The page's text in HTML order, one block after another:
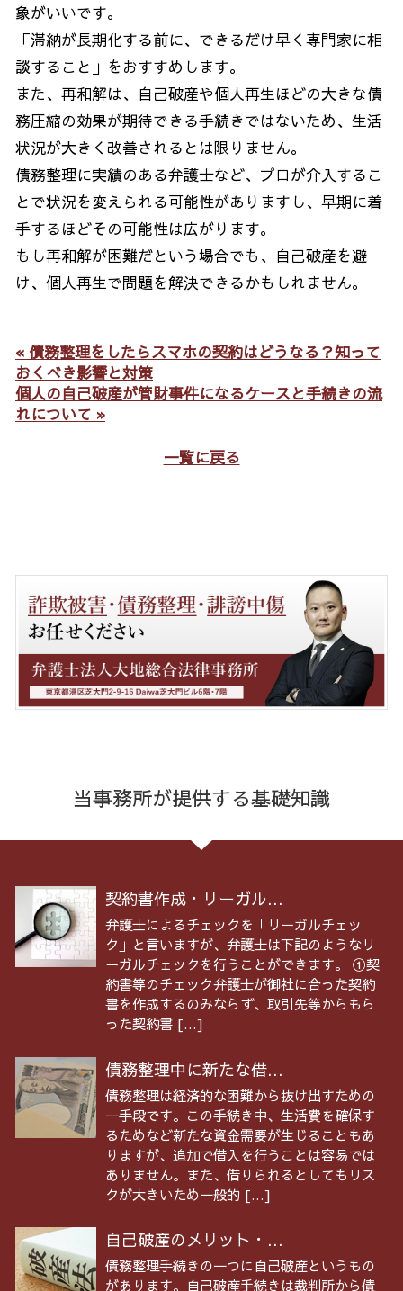
象がいいです。
「滞納が長期化する前に、できるだけ早く専門家に相
談すること」をおすすめします。
また、再和解は、自己破産や個人再生ほどの大きな債
務圧縮の効果が期待できる手続きではないため、生活
状況が大きく改善されるとは限りません。
債務整理に実績のある弁護士など、プロが介入するこ
とで状況を変えられる可能性がありますし、早期に着
手するほどその可能性は広がります。
もし再和解が困難だという場合でも、自己破産を避
け、個人再生で問題を解決できるかもしれません。
« 債務整理をしたらスマホの契約はどうなる？知って
おくべき影響と対策
個人の自己破産が管財事件になるケースと手続きの流
れについて »
一覧に戻る
当事務所が提供する基礎知識
契約書作成・リーガル...
弁護士によるチェックを「リーガルチェッ
ク」と言いますが、弁護士は下記のようなリ
ーガルチェックを行うことができます。 ①契
約書等のチェック弁護士が御社に合った契約
書を作成するのみならず、取引先等からもら
った契約書 […]
債務整理中に新たな借...
債務整理は経済的な困難から抜け出すための
一手段です。この手続き中、生活費を確保す
るためなど新たな資金需要が生じることもあ
りますが、追加で借入を行うことは容易では
ありません。また、借りられるとしてもリス
クが大きいため一般的 […]
自己破産のメリット・...
債務整理手続きの一つに自己破産というもの
があります。自己破産手続きは裁判所から債